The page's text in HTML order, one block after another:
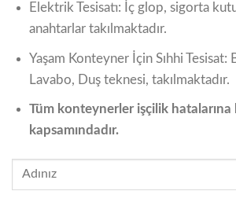
Elektrik Tesisatı: İç glop, sigorta
anahtarlar takılmaktadır.
Yaşam Konteyner İçin Sıhhi Tesisat:
Lavabo, Duş teknesi, takılmaktadır.
Tüm konteynerler işçilik hatalarına
kapsamındadır.